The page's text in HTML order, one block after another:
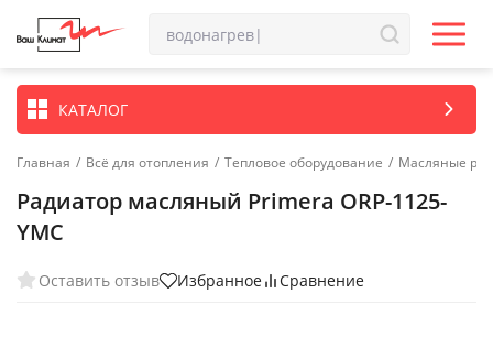
КАТАЛОГ
Главная / Всё для отопления / Тепловое оборудование / Масляные
Радиатор масляный Primera ORP-1125-
YMC
Оставить отзыв Избранное Сравнение